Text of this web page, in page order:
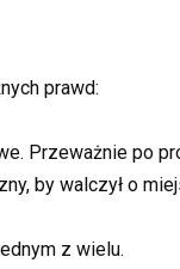
prawd:
Przeważnie po
by walczył o
z wielu.